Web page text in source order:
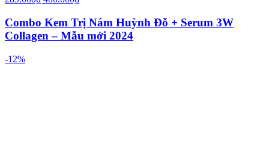
Combo Kem Trị Nám Huỳnh Đỗ + Serum 3W
Collagen – Mẫu mới 2024
-12%